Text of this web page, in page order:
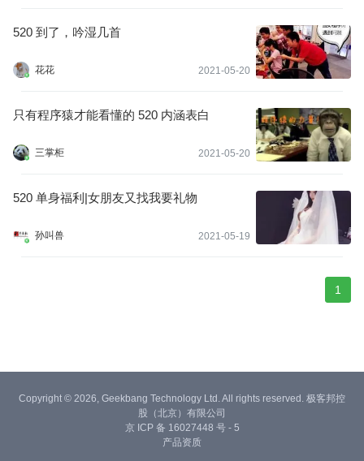
520 到了，吟湿几首
花花 2021-05-20
只有程序猿才能看懂的 520 内涵表白
三掌柜 2021-05-20
520 单身福利|女朋友又找我要礼物
孙叫兽 2021-05-19
1
Copyright © 2026, Geekbang Technology Ltd. All rights reserved. 极客邦控
股（北京）有限公司
京 ICP 备 16027448 号 - 5
产品资质